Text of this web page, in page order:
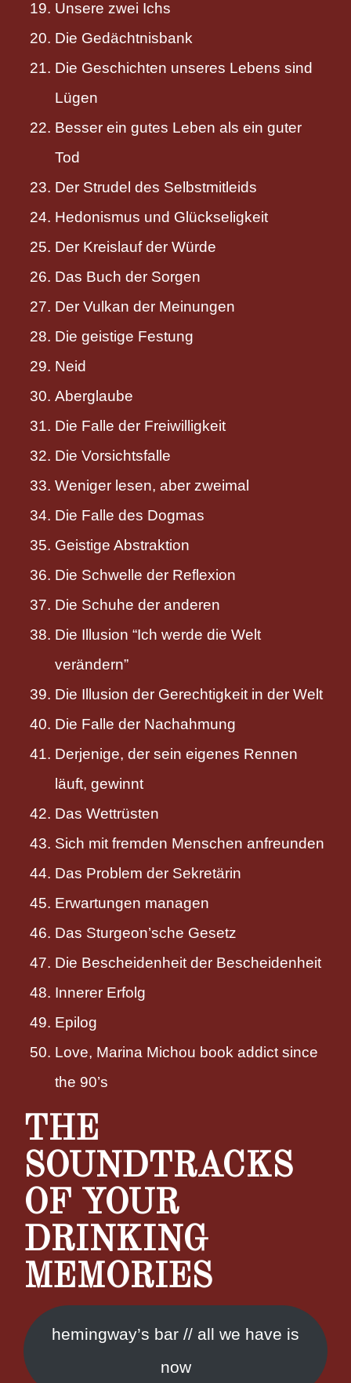
Unsere zwei Ichs
Die Gedächtnisbank
Die Geschichten unseres Lebens sind
Lügen
Besser ein gutes Leben als ein guter
Tod
Der Strudel des Selbstmitleids
Hedonismus und Glückseligkeit
Der Kreislauf der Würde
Das Buch der Sorgen
Der Vulkan der Meinungen
Die geistige Festung
Neid
Aberglaube
Die Falle der Freiwilligkeit
Die Vorsichtsfalle
Weniger lesen, aber zweimal
Die Falle des Dogmas
Geistige Abstraktion
Die Schwelle der Reflexion
Die Schuhe der anderen
Die Illusion “Ich werde die Welt
verändern”
Die Illusion der Gerechtigkeit in der Welt
Die Falle der Nachahmung
Derjenige, der sein eigenes Rennen
läuft, gewinnt
Das Wettrüsten
Sich mit fremden Menschen anfreunden
Das Problem der Sekretärin
Erwartungen managen
Das Sturgeon’sche Gesetz
Die Bescheidenheit der Bescheidenheit
Innerer Erfolg
Epilog
Love, Marina Michou book addict since
the 90’s
THE
SOUNDTRACKS
OF YOUR
DRINKING
MEMORIES
hemingway’s bar // all we have is
now